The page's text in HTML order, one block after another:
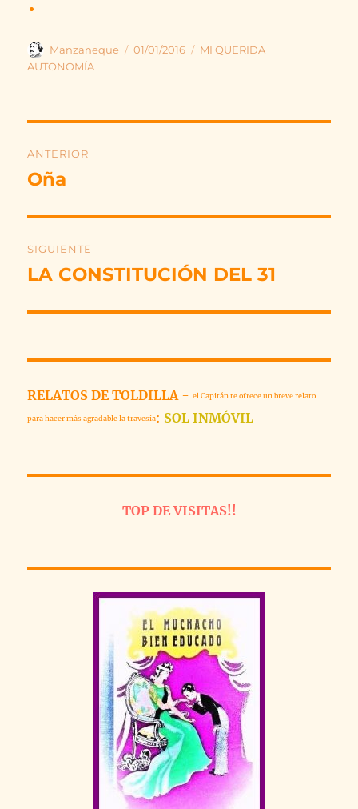
Autor
Manzaneque
Publicado
01/01/2016 Categorías
MI QUERIDA
AUTONOMÍA
de
ANTERIOR
Entrada
Oña
SIGUIENTE
Entrada
LA CONSTITUCIÓN DEL 31
RELATOS DE TOLDILLA -el Capitán te ofrece un breve relato
para hacer más agradable la travesía: SOL INMÓVIL
TOP DE VISITAS!!